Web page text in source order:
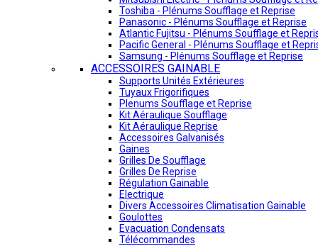
Toshiba - Plénums Soufflage et Reprise
Panasonic - Plénums Soufflage et Reprise
Atlantic Fujitsu - Plénums Soufflage et
Pacific General - Plénums Soufflage et
Samsung - Plénums Soufflage et Reprise
ACCESSOIRES GAINABLE
Supports Unités Extérieures
Tuyaux Frigorifiques
Plenums Soufflage et Reprise
Kit Aéraulique Soufflage
Kit Aéraulique Reprise
Accessoires Galvanisés
Gaines
Grilles De Soufflage
Grilles De Reprise
Régulation Gainable
Electrique
Divers Accessoires Climatisation Gainable
Goulottes
Evacuation Condensats
Télécommandes